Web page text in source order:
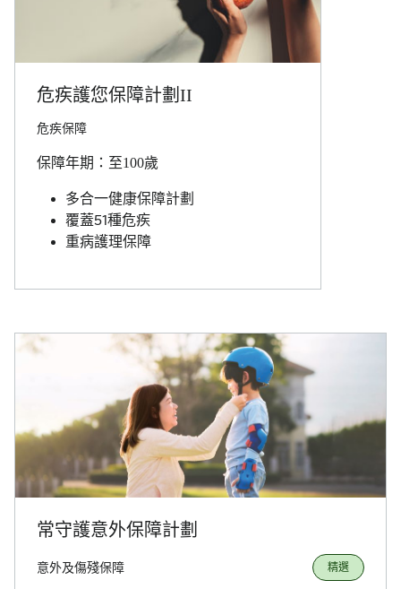
危疾護您保障計劃II
危疾保障
保障年期：至100歲
多合一健康保障計劃
覆蓋51種危疾
重病護理保障
常守護意外保障計劃
意外及傷殘保障 精選